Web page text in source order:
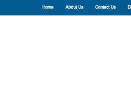
Home About Us Contact Us